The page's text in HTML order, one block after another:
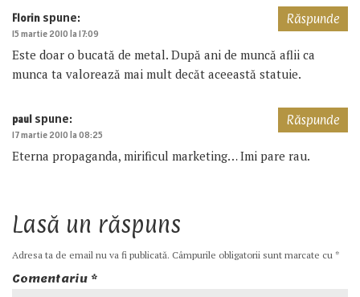
Florin spune:
15 martie 2010 la 17:09
Este doar o bucată de metal. După ani de muncă aflii ca
munca ta valorează mai mult decăt aceeastă statuie.
Răspunde
paul spune:
17 martie 2010 la 08:25
Eterna propaganda, mirificul marketing… Imi pare rau.
Răspunde
Lasă un răspuns
Adresa ta de email nu va fi publicată. Câmpurile obligatorii sunt marcate cu *
Comentariu *